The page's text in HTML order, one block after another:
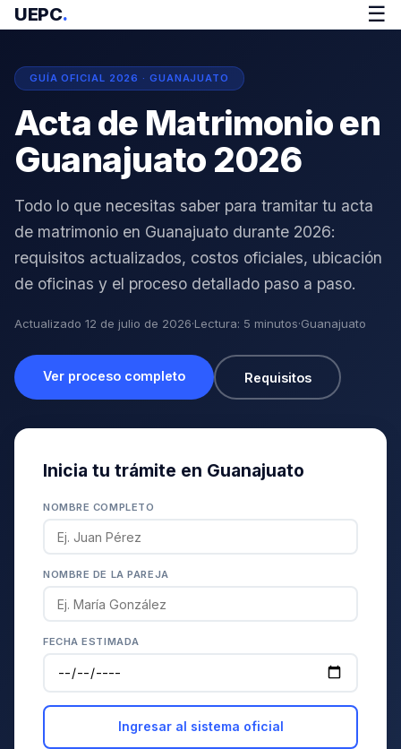
UEPC. ☰
GUÍA OFICIAL 2026 · GUANAJUATO
Acta de Matrimonio en
Guanajuato 2026
Todo lo que necesitas saber para tramitar tu acta
de matrimonio en Guanajuato durante 2026:
requisitos actualizados, costos oficiales, ubicación
de oficinas y el proceso detallado paso a paso.
Actualizado 12 de julio de 2026·Lectura: 5 minutos·Guanajuato
Ver proceso completo Requisitos
Inicia tu trámite en Guanajuato
NOMBRE COMPLETO
NOMBRE DE LA PAREJA
FECHA ESTIMADA
Ingresar al sistema oficial